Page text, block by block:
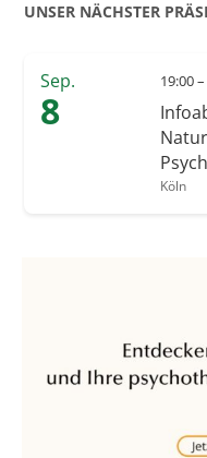
UNSER NÄCHSTER
Sep.
8
19:00
Köln